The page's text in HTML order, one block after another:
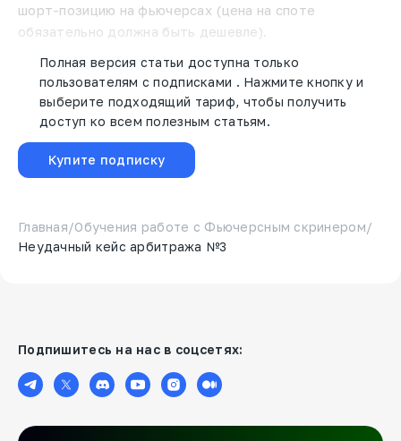
шорт-позицию на фьючерсах (цена на споте
обязательно должна быть дешевле).
Полная версия статьи доступна только
пользователям с подписками . Нажмите кнопку и
выберите подходящий тариф, чтобы получить
доступ ко всем полезным статьям.
Купите подписку
Главная/Обучения работе с Фьючерсным скринером/
Неудачный кейс арбитража №3
Подпишитесь на нас в соцсетях: